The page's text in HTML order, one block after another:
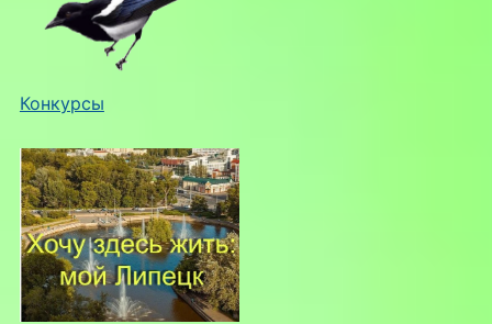
Конкурсы